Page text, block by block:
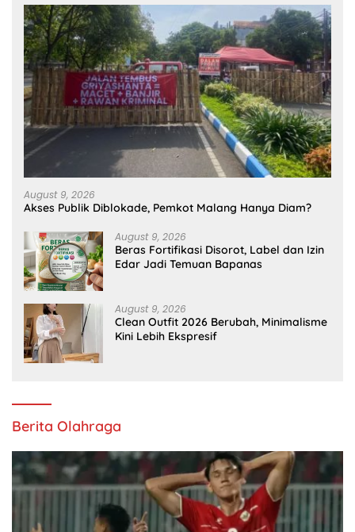
August 9, 2026
Akses Publik Diblokade, Pemkot Malang Hanya Diam?
August 9, 2026
Beras Fortifikasi Disorot, Label dan Izin
Edar Jadi Temuan Bapanas
August 9, 2026
Clean Outfit 2026 Berubah, Minimalisme
Kini Lebih Ekspresif
Berita Olahraga